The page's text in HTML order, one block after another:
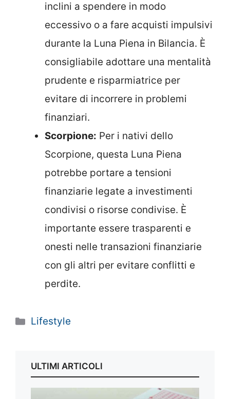
inclini a spendere in modo
eccessivo o a fare acquisti impulsivi
durante la Luna Piena in Bilancia. È
consigliabile adottare una mentalità
prudente e risparmiatrice per
evitare di incorrere in problemi
finanziari.
Scorpione: Per i nativi dello
Scorpione, questa Luna Piena
potrebbe portare a tensioni
finanziarie legate a investimenti
condivisi o risorse condivise. È
importante essere trasparenti e
onesti nelle transazioni finanziarie
con gli altri per evitare conflitti e
perdite.
Categorie
Lifestyle
ULTIMI ARTICOLI